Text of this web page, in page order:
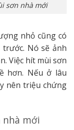
sơn nhà mới
nhỏ cũng có
Nó sẽ ảnh
Việc hít mùi sơn
hơn. Nếu ở lâu
nên triệu chứng
nhà mới